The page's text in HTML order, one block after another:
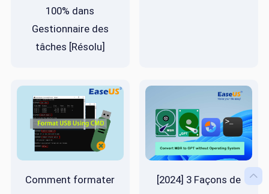

100% dans
Gestionnaire des
tâches [Résolu]
Comment formater
[2024] 3 Façons de